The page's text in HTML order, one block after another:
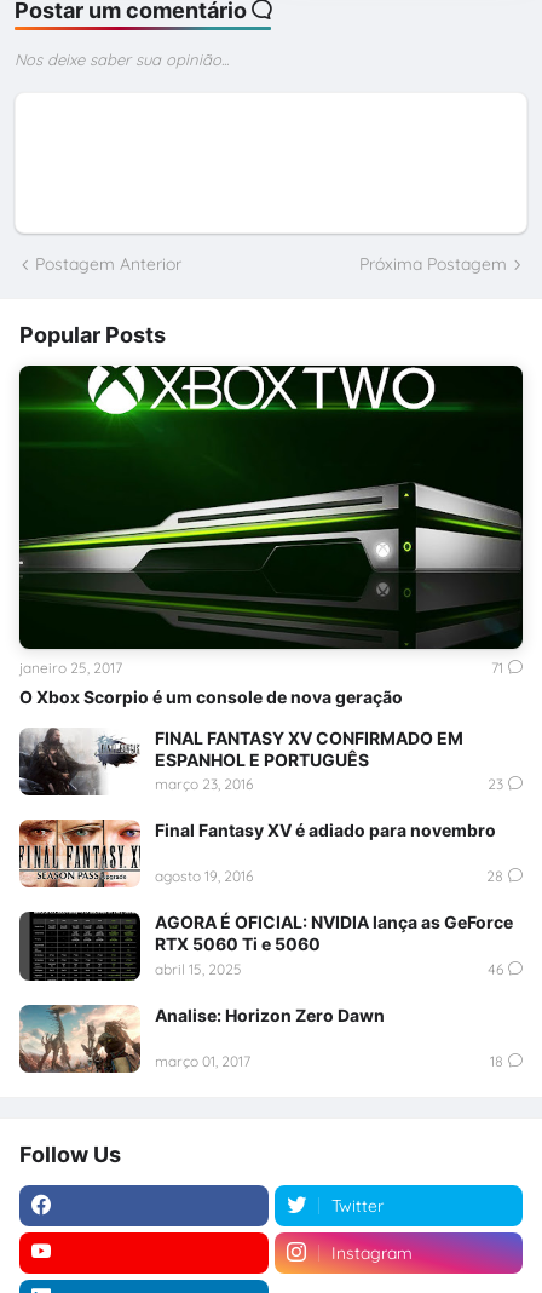
Postar um comentário
Nos deixe saber sua opinião...
Postagem Anterior Próxima Postagem
Popular Posts
O Xbox Scorpio é um console de nova geração
janeiro 25, 2017 71
FINAL FANTASY XV CONFIRMADO EM
ESPANHOL E PORTUGUÊS
março 23, 2016 23
Final Fantasy XV é adiado para novembro
agosto 19, 2016 28
AGORA É OFICIAL: NVIDIA lança as GeForce
RTX 5060 Ti e 5060
abril 15, 2025 46
Analise: Horizon Zero Dawn
março 01, 2017 18
Follow Us
Twitter
Instagram